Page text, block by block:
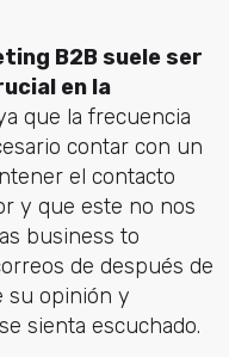
B2B suele ser
en la
que la frecuencia
contar con un
el contacto
y que este no nos
business to
de después de
su opinión y
sienta escuchado.